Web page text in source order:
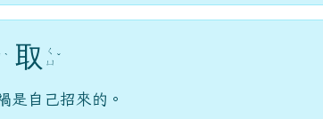
ˋ 取
ㄑ
ㄩ ˇ
是自己招來的。